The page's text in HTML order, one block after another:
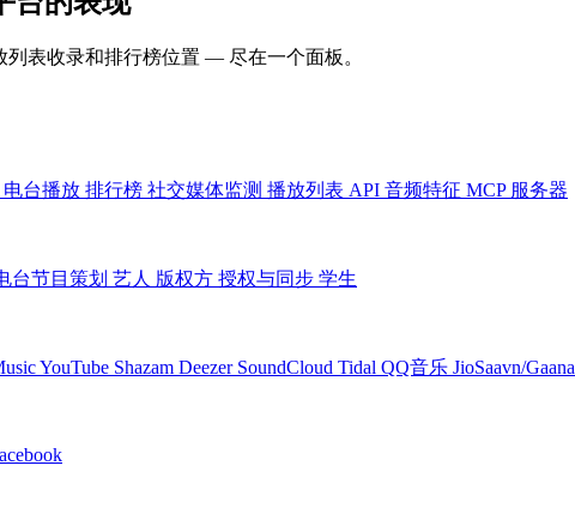
表收录和排行榜位置 — 尽在一个面板。
电台播放 排行榜 社交媒体监测 播放列表 API 音频特征 MCP 服务器
台节目策划 艺人 版权方 授权与同步 学生
YouTube Shazam Deezer SoundCloud Tidal QQ音乐 JioSaavn/Gaana